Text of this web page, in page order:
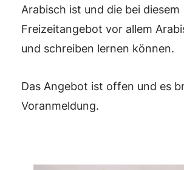
Arabisch ist und die bei diesem
Freizeitangebot vor allem
und schreiben lernen können.
Das Angebot ist offen und es
Voranmeldung.